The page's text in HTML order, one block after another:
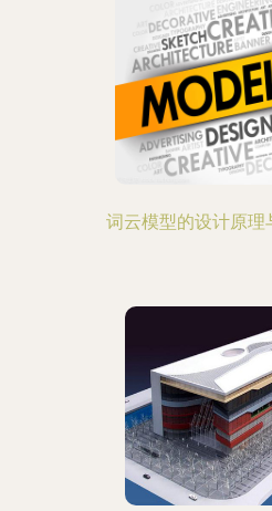
词云模型的设计原理